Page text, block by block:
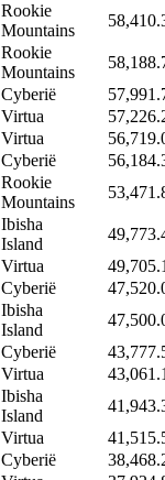
Rookie
Mountains
Rookie
Mountains
Cyberië
Virtua
Virtua
Cyberië
Rookie
Mountains
Ibisha
Island
Virtua
Cyberië
Ibisha
Island
Cyberië
Virtua
Ibisha
Island
Virtua
Cyberië